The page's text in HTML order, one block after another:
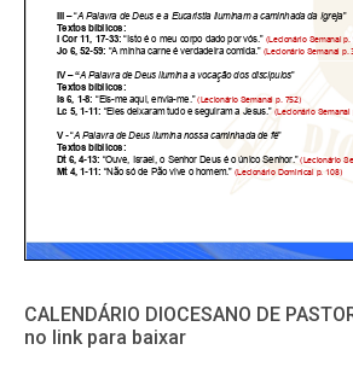
CALENDÁRIO DIOCESANO DE
no link para baixar